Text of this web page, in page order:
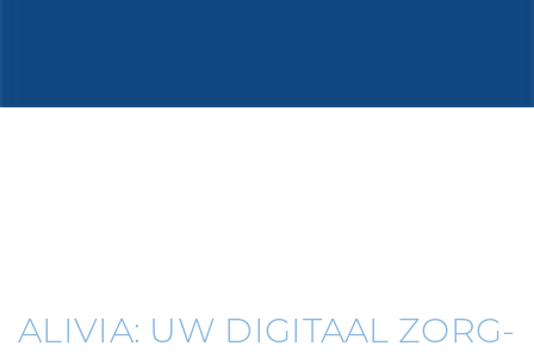
ALIVIA: UW DIGITAAL ZORG-